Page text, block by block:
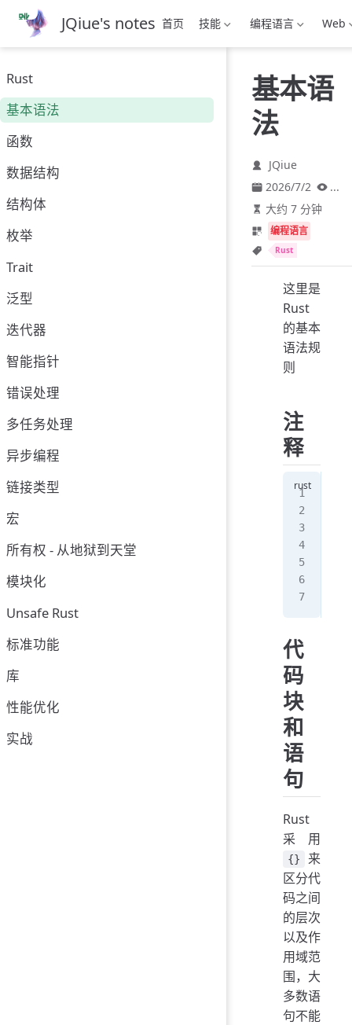
跳
主
內
容
JQiue's notes 首页 技能 编程语言 Web
Rust
基本语法
函数
数据结构
结构体
枚举
Trait
泛型
迭代器
智能指针
错误处理
多任务处理
异步编程
链接类型
宏
所有权 - 从地狱到天堂
模块化
Unsafe Rust
标准功能
库
性能优化
实战
基本语
法
JQiue
2026/7/2
...
大约 7 分钟
编程语言
Rust
这里是
Rust
的基本
语法规
则
注
释
代
码
块
和
语
句
Rust
采用
{}
来
区分代
码之间
的层次
以及作
用域范
围，大
多数语
句不能